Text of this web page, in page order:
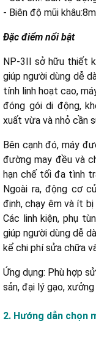
- Biên độ mũi
Đặc điểm nổi bật
NP-3II sở hữu thiết
giúp người dùng dễ
tính linh hoạt cao,
đóng gói di động,
xuất vừa và nhỏ cần
Bên cạnh đó, máy
đường may đều và
hạn chế tối đa tình
Ngoài ra, động cơ
định, chạy êm và ít
Các linh kiện, phụ
giúp người dùng dễ
kể chi phí sửa chữa
Ứng dụng: Phù hợp
sản, đại lý gạo,
2. Hướng dẫn chọn